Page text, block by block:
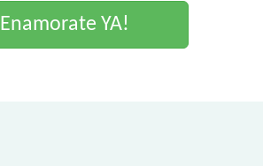
Enamorate YA!